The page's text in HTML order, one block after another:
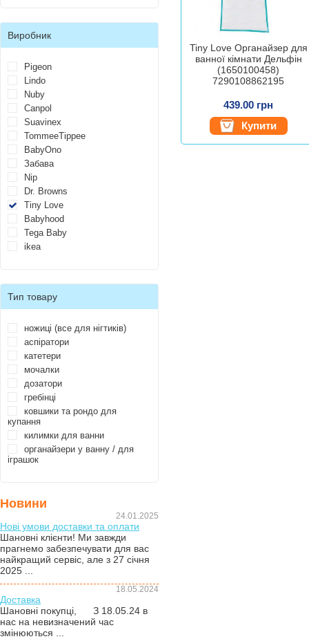
Виробник
Pigeon
Lindo
Nuby
Canpol
Suavinex
TommeeTippee
BabyOno
Забава
Nip
Dr. Browns
Tiny Love
Babyhood
Tega Baby
ikea
Тип товару
ножиці (все для нігтиків)
аспіратори
катетери
мочалки
дозатори
гребінці
ковшики та рондо для
купання
килимки для ванни
органайзери у ванну / для
іграшок
Новини
24.01.2025
Нові умови доставки та оплати
Шановні клієнти! Ми завжди
прагнемо забезпечувати для вас
найкращий сервіс, але з 27 січня
2025 ...
18.05.2024
Доставка
Шановні покупці, З 18.05.24 в
нас на невизначений час
змінюються ...
Tiny Love Органайзер для
ванної кімнати Дельфін
(1650100458)
7290108862195
439.00 грн
Купити